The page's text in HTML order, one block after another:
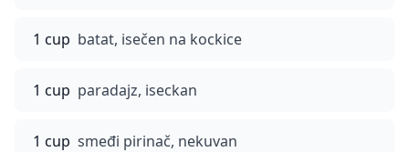
1 cup batat, isečen na kockice
1 cup paradajz, iseckan
1 cup smeđi pirinač, nekuvan